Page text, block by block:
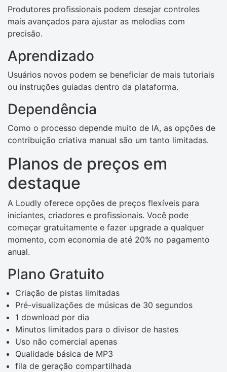
Produtores profissionais podem desejar controles
mais avançados para ajustar as melodias com
precisão.
Aprendizado
Usuários novos podem se beneficiar de mais tutoriais
ou instruções guiadas dentro da plataforma.
Dependência
Como o processo depende muito de IA, as opções de
contribuição criativa manual são um tanto limitadas.
Planos de preços em
destaque
A Loudly oferece opções de preços flexíveis para
iniciantes, criadores e profissionais. Você pode
começar gratuitamente e fazer upgrade a qualquer
momento, com economia de até 20% no pagamento
anual.
Plano Gratuito
Criação de pistas limitadas
Pré-visualizações de músicas de 30 segundos
1 download por dia
Minutos limitados para o divisor de hastes
Uso não comercial apenas
Qualidade básica de MP3
fila de geração compartilhada